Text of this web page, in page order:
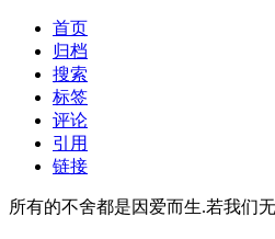
首页
归档
搜索
标签
评论
引用
链接
所有的不舍都是因爱而生.若我们